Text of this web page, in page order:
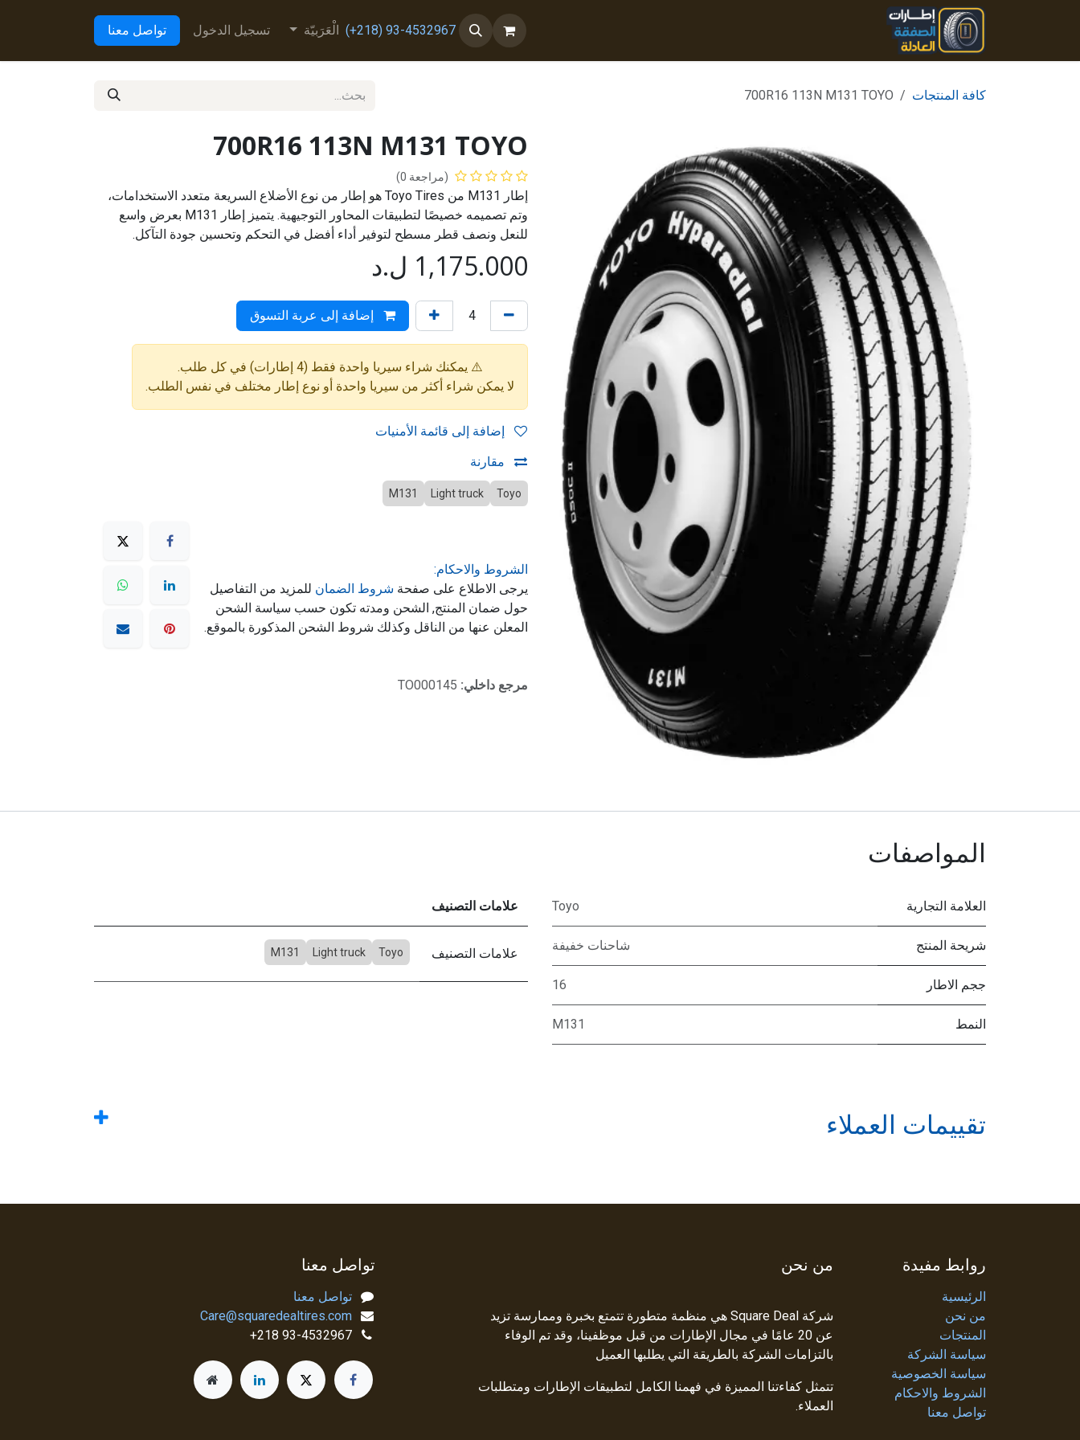
تخطي للذهاب إلى المحتوى
93-4532967 (218+) الْعَرَبيّة تسجيل الدخول تواصل معنا
كافة المنتجات 700R16 113N M131 TOYO
700R16 113N M131 TOYO
(مراجعة 0)
إطار M131 من Toyo Tires هو إطار من نوع الأضلاع السريعة متعدد الاستخدامات،
وتم تصميمه خصيصًا لتطبيقات المحاور التوجيهية. يتميز إطار M131 بعرض واسع
للنعل ونصف قطر مسطح لتوفير أداء أفضل في التحكم وتحسين جودة التآكل.
1,175.000 ل.د
إضافة إلى عربة التسوق
⚠️ يمكنك شراء سيريا واحدة فقط (4 إطارات) في كل طلب.
لا يمكن شراء أكثر من سيريا واحدة أو نوع إطار مختلف في نفس الطلب.
مقارنة
Toyo
Light truck
M131
الشروط والاحكام:
يرجى الاطلاع على صفحة شروط الضمان للمزيد من التفاصيل
حول ضمان المنتج, الشحن ومدته تكون حسب سياسة الشحن
المعلن عنها من الناقل وكذلك شروط الشحن المذكورة بالموقع.
مرجع داخلي: TO000145
المواصفات
العلامة التجارية Toyo
شريحة المنتج شاحنات خفيفة
ججم الاطار 16
النمط M131
علامات التصنيف
علامات التصنيف Toyo
Light truck
M131
تقييمات العملاء
روابط مفيدة
الرئيسية
من نحن
المنتجات
سياسة الشركة
سياسة الخصوصية
الشروط والاحكام
تواصل معنا
من نحن
شركة Square Deal هي منظمة متطورة تتمتع بخبرة وممارسة تزيد
عن 20 عامًا في مجال الإطارات من قبل موظفينا، وقد تم الوفاء
بالتزامات الشركة بالطريقة التي يطلبها العميل
تتمثل كفاءتنا المميزة في فهمنا الكامل لتطبيقات الإطارات ومتطلبات
العملاء.
تواصل معنا
تواصل معنا
Care@squaredealtires.com
93-4532967 218+